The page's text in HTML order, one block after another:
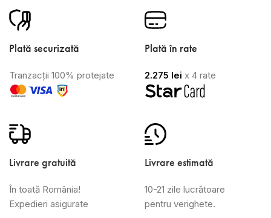
Plată securizată
Tranzacții 100% protejate
Plată în rate
2.275 lei x 4 rate
Livrare gratuită
În toată România!
Expedieri asigurate
Livrare estimată
10-21 zile lucrătoare
pentru verighete.